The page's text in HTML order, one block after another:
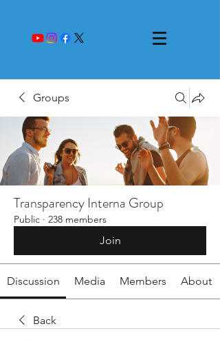
Groups
Transparency Interna Group
Public · 238 members
Join
Discussion Media Members About
Back